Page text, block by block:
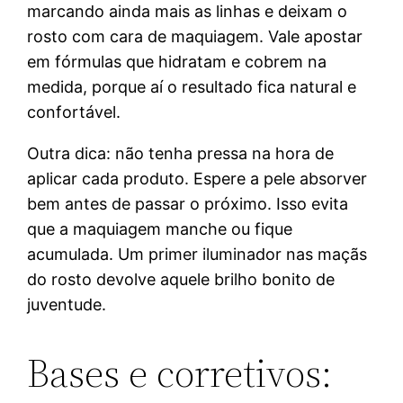
marcando ainda mais as linhas e deixam o
rosto com cara de maquiagem. Vale apostar
em fórmulas que hidratam e cobrem na
medida, porque aí o resultado fica natural e
confortável.
Outra dica: não tenha pressa na hora de
aplicar cada produto. Espere a pele absorver
bem antes de passar o próximo. Isso evita
que a maquiagem manche ou fique
acumulada. Um primer iluminador nas maçãs
do rosto devolve aquele brilho bonito de
juventude.
Bases e corretivos: